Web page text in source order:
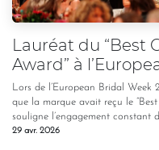
Lauréat du “Best
Award” à
Lors de l’European Bridal
que la marque avait reçu le
souligne l’engagement constant
29 avr. 2026